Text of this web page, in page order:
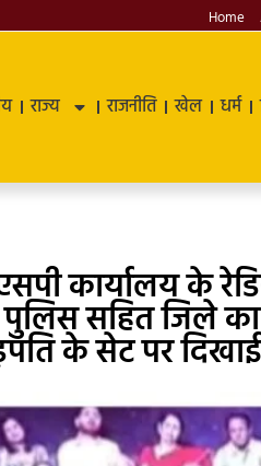
Home
राज्य राजनीति खेल धर्म
कार्यालय के
सहित जिले
के सेट पर